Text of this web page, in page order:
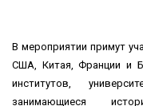
В мероприятии примут
США, Китая, Франции и
институтов,
занимающиеся